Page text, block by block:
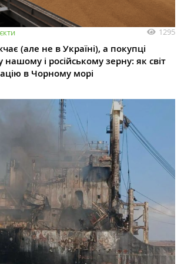
1295
(але не в Україні), а покупці
і російському зерну: як світ
в Чорному морі